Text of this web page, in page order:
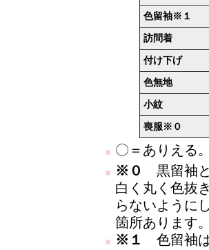
色留袖※１
訪問着
付け下げ
色無地
小紋
喪服※０
〇＝ありえる
※０
黒留袖
白く丸く色抜
らないように
箇所あります
※１
色留袖